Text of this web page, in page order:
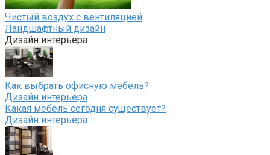
Чистый воздух с вентиляцией
Ландшафтный дизайн
Дизайн интерьера
Как выбрать офисную мебель?
Дизайн интерьера
Какая мебель сегодня существует?
Дизайн интерьера